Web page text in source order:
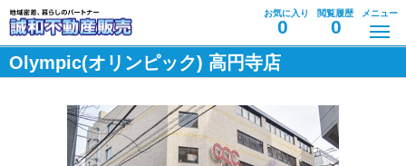
お気に入り
0
閲覧履歴
0
メニュー
Olympic(オリンピック) 高円寺店